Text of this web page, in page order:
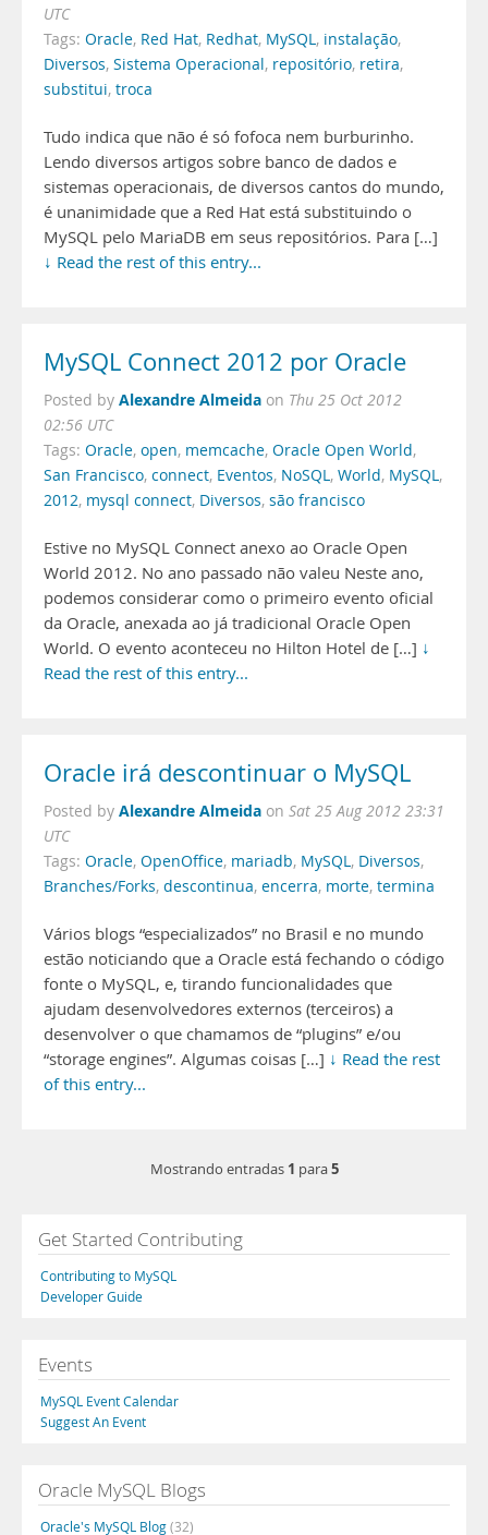
UTC
Tags: Oracle, Red Hat, Redhat, MySQL, instalação,
Diversos, Sistema Operacional, repositório, retira,
substitui, troca
Tudo indica que não é só fofoca nem burburinho.
Lendo diversos artigos sobre banco de dados e
sistemas operacionais, de diversos cantos do mundo,
é unanimidade que a Red Hat está substituindo o
MySQL pelo MariaDB em seus repositórios. Para […]
↓ Read the rest of this entry...
MySQL Connect 2012 por Oracle
Posted by Alexandre Almeida on Thu 25 Oct 2012
02:56 UTC
Tags: Oracle, open, memcache, Oracle Open World,
San Francisco, connect, Eventos, NoSQL, World, MySQL,
2012, mysql connect, Diversos, são francisco
Estive no MySQL Connect anexo ao Oracle Open
World 2012. No ano passado não valeu Neste ano,
podemos considerar como o primeiro evento oficial
da Oracle, anexada ao já tradicional Oracle Open
World. O evento aconteceu no Hilton Hotel de […] ↓
Read the rest of this entry...
Oracle irá descontinuar o MySQL
Posted by Alexandre Almeida on Sat 25 Aug 2012 23:31
UTC
Tags: Oracle, OpenOffice, mariadb, MySQL, Diversos,
Branches/Forks, descontinua, encerra, morte, termina
Vários blogs “especializados” no Brasil e no mundo
estão noticiando que a Oracle está fechando o código
fonte o MySQL, e, tirando funcionalidades que
ajudam desenvolvedores externos (terceiros) a
desenvolver o que chamamos de “plugins” e/ou
“storage engines”. Algumas coisas […] ↓ Read the rest
of this entry...
Mostrando entradas 1 para5
Get Started Contributing
Contributing to MySQL
Developer Guide
Events
MySQL Event Calendar
Suggest An Event
Oracle MySQL Blogs
Oracle's MySQL Blog(32)